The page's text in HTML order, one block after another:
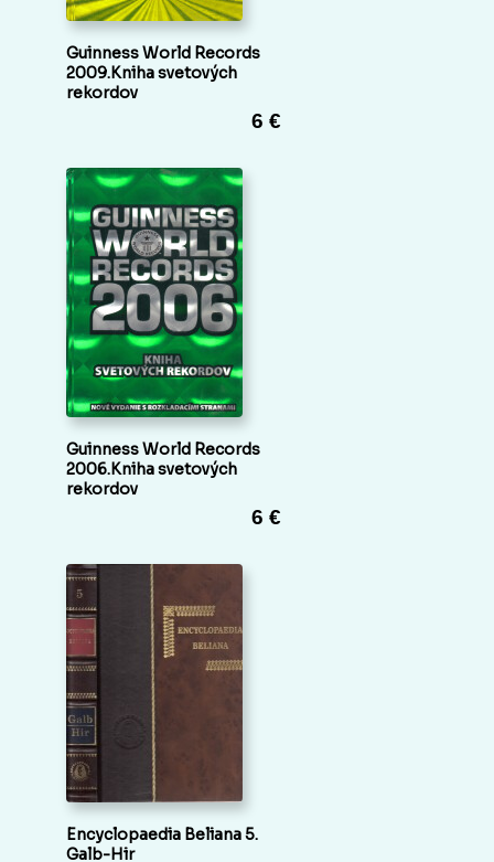
Guinness World Records
2009.Kniha svetových
rekordov
6 €
Guinness World Records
2006.Kniha svetových
rekordov
6 €
Encyclopaedia Beliana 5.
Galb-Hir